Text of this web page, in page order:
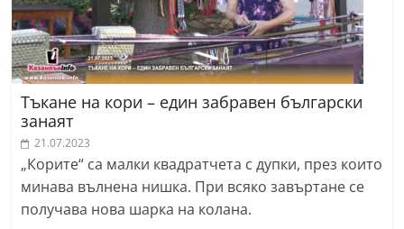
Тъкане на кори – един забравен български
занаят
21.07.2023
„Корите“ са малки квадратчета с дупки, през които
минава вълнена нишка. При всяко завъртане се
получава нова шарка на колана.